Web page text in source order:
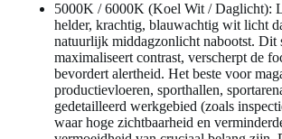
5000K / 6000K (Koel Wit / Daglicht):
helder, krachtig, blauwachtig wit licht
natuurlijk middagzonlicht nabootst. Dit
maximaliseert contrast, verscherpt de
bevordert alertheid. Het beste voor
productievloeren, sporthallen,
gedetailleerd werkgebied (zoals
waar hoge zichtbaarheid en